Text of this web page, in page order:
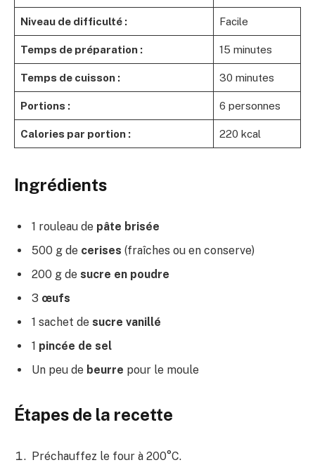
Niveau de difficulté : Facile
Temps de préparation : 15 minutes
Temps de cuisson : 30 minutes
Portions : 6 personnes
Calories par portion : 220 kcal
Ingrédients
1 rouleau de pâte brisée
500 g de cerises (fraîches ou en conserve)
200 g de sucre en poudre
3 œufs
1 sachet de sucre vanillé
1 pincée de sel
Un peu de beurre pour le moule
Étapes de la recette
Préchauffez le four à 200°C.